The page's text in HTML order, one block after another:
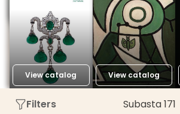
View catalog View catalog
Filters Subasta 171